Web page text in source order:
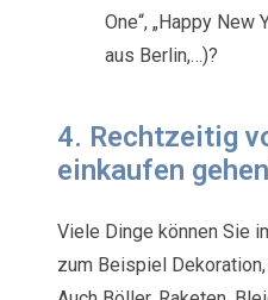
One“, „Happy New
aus Berlin,…)?
4. Rechtzeitig
einkaufen
Viele Dinge können Sie
zum Beispiel